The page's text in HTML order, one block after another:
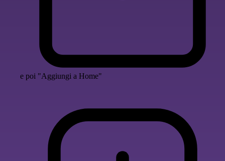
e poi "Aggiungi a Home"